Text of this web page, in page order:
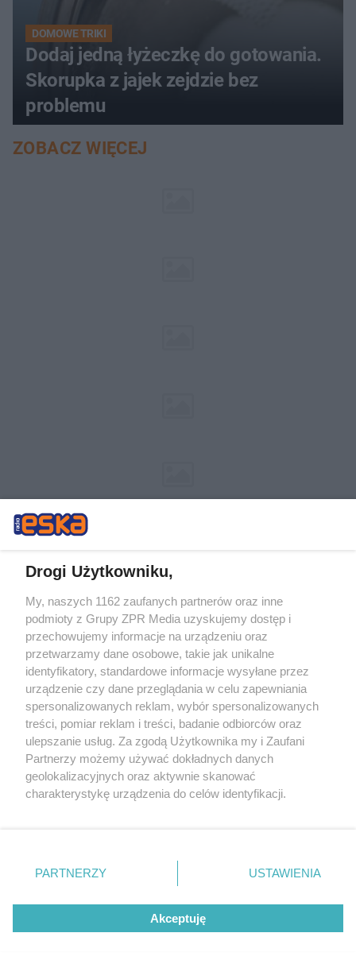
DOMOWE TRIKI
Dodaj jedną łyżeczkę do gotowania.
Skorupka z jajek zejdzie bez
problemu
ZOBACZ WIĘCEJ
Żaden utwór zamieszczony w serwisie nie może być powielany i
rozpowszechniany lub dalej rozpowszechniany w jakikolwiek sposób (w
tym także elektroniczny lub mechaniczny) na jakimkolwiek polu
eksploatacji w jakiejkolwiek formie, włącznie z umieszczaniem w
Internecie bez pisemnej zgody właściciela praw. Jakiekolwiek użycie lub
wykorzystanie utworów w całości lub w części z naruszeniem prawa,
tzn. bez właściwej zgody, jest zabronione pod groźbą kary i może być
ścigane prawnie.
© 2026 Grupa ZPR Media
Drogi Użytkowniku,
My, naszych 1162 zaufanych partnerów oraz inne
podmioty z Grupy ZPR Media uzyskujemy dostęp i
przechowujemy informacje na urządzeniu oraz
przetwarzamy dane osobowe, takie jak unikalne
identyfikatory, standardowe informacje wysyłane przez
urządzenie czy dane przeglądania w celu zapewniania
spersonalizowanych reklam, wybór spersonalizowanych
treści, pomiar reklam i treści, badanie odbiorców oraz
ulepszanie usług. Za zgodą Użytkownika my i Zaufani
Partnerzy możemy używać dokładnych danych
geolokalizacyjnych oraz aktywnie skanować
charakterystykę urządzenia do celów identyfikacji.
zmienić/wycofać klikając przycisk ustawień prywatności
znajdujący się w lewym dolnym rogu strony
rodzaje przetwarzania danych nie wymagają zgody
użytkownika, ale masz prawo sprzeciwić się takiemu
przetwarzaniu. Preferencje będą miały zastosowanie tylko
PARTNERZY USTAWIENIA
Akceptuję